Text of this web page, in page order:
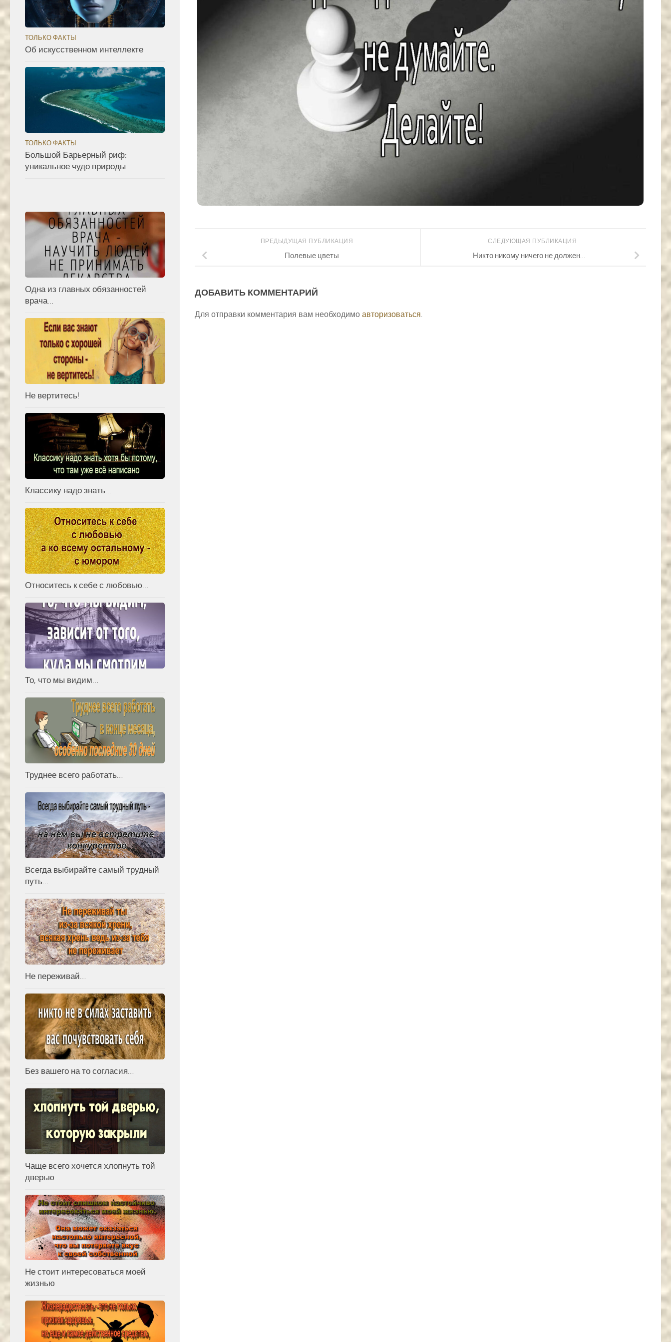
СЛЕДУЮЩАЯ ПУБЛИКАЦИЯ
Никто никому ничего не должен…
ПРЕДЫДУЩАЯ ПУБЛИКАЦИЯ
Полевые цветы
ДОБАВИТЬ КОММЕНТАРИЙ
Для отправки комментария вам необходимо авторизоваться.
ТОЛЬКО ФАКТЫ
Об искусственном интеллекте
ТОЛЬКО ФАКТЫ
Большой Барьерный риф:
уникальное чудо природы
Одна из главных обязанностей
врача…
Не вертитесь!
Классику надо знать…
Относитесь к себе с любовью…
То, что мы видим…
Труднее всего работать…
Всегда выбирайте самый трудный
путь…
Не переживай…
Без вашего на то согласия…
Чаще всего хочется хлопнуть той
дверью…
Не стоит интересоваться моей
жизнью